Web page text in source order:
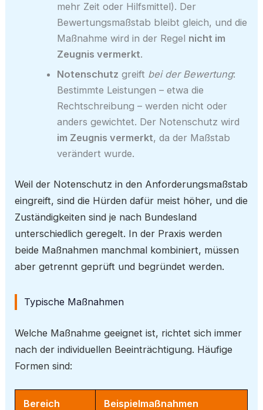
mehr Zeit oder Hilfsmittel). Der
Bewertungsmaßstab bleibt gleich, und die
Maßnahme wird in der Regel nicht im
Zeugnis vermerkt.
Notenschutz greift bei der Bewertung:
Bestimmte Leistungen – etwa die
Rechtschreibung – werden nicht oder
anders gewichtet. Der Notenschutz wird
im Zeugnis vermerkt, da der Maßstab
verändert wurde.
Weil der Notenschutz in den Anforderungsmaßstab
eingreift, sind die Hürden dafür meist höher, und die
Zuständigkeiten sind je nach Bundesland
unterschiedlich geregelt. In der Praxis werden
beide Maßnahmen manchmal kombiniert, müssen
aber getrennt geprüft und begründet werden.
Typische Maßnahmen
Welche Maßnahme geeignet ist, richtet sich immer
nach der individuellen Beeinträchtigung. Häufige
Formen sind:
Bereich Beispielmaßnahmen